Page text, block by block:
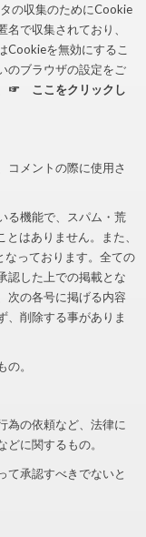
の収集のためにCookie
で収集されており、
Cookieを無効にするこ
のブラウザの設定をご
☞ ここをクリックし
コメントの際に使用さ
る機能で、スパム・荒
はありません。また、
なっております。全ての
認した上での掲載とな
次の各号に掲げる内容
、削除する事がありま
。
為の依頼など、法律に
に関するもの。
て承認すべきでないと